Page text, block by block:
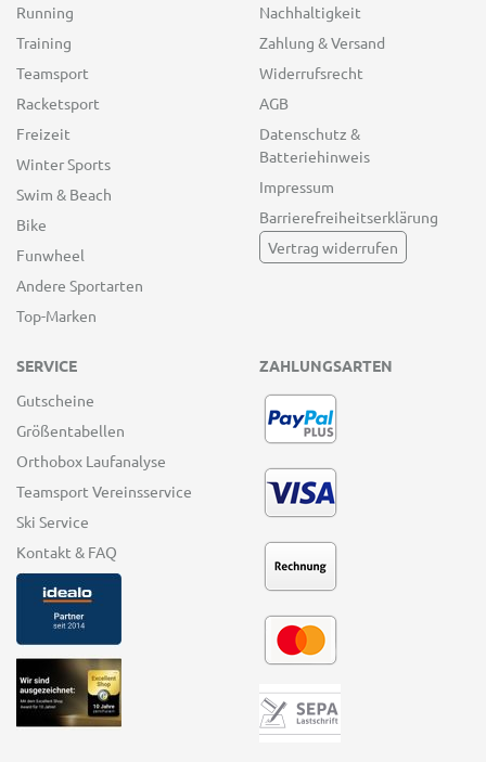
Running
Training
Teamsport
Racketsport
Freizeit
Winter Sports
Swim & Beach
Bike
Funwheel
Andere Sportarten
Top-Marken
Nachhaltigkeit
Zahlung & Versand
Widerrufsrecht
AGB
Datenschutz &
Batteriehinweis
Impressum
Barrierefreiheitserklärung
Vertrag widerrufen
SERVICE
Gutscheine
Größentabellen
Orthobox Laufanalyse
Teamsport Vereinsservice
Ski Service
Kontakt & FAQ
ZAHLUNGSARTEN